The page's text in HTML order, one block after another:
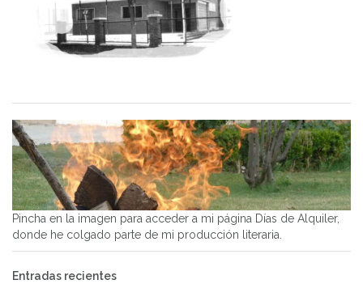
Pincha en la imagen para acceder a mi página Días de Alquiler,
donde he colgado parte de mi producción literaria.
Entradas recientes